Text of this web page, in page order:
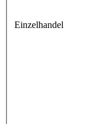
Einzelhandel